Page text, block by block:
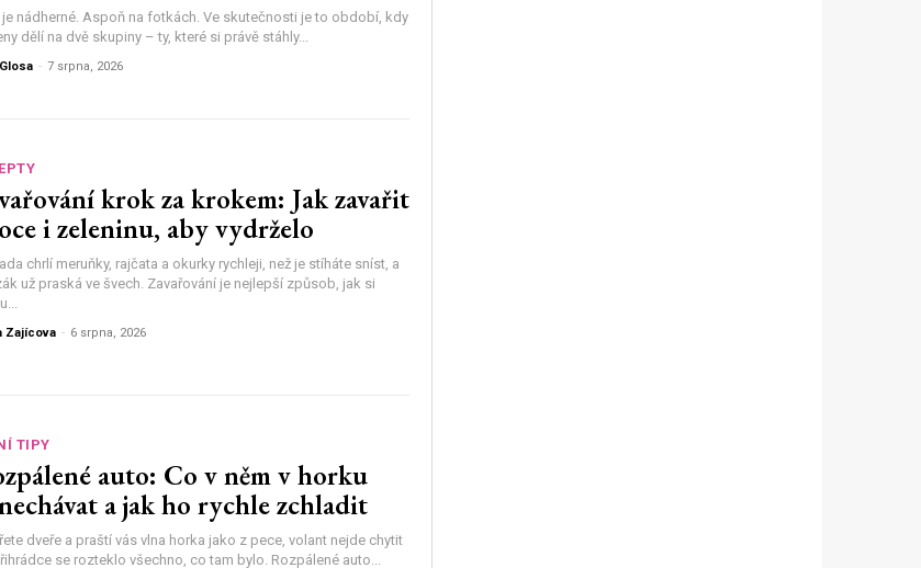
je nádherné. Aspoň na fotkách. Ve skutečnosti je to období, kdy
dělí na dvě skupiny – ty, které si právě stáhly...
- 7 srpna, 2026
krok za krokem: Jak zavařit
i zeleninu, aby vydrželo
chrlí meruňky, rajčata a okurky rychleji, než je stíháte sníst, a
už praská ve švech. Zavařování je nejlepší způsob, jak si
Zajícova - 6 srpna, 2026
TIPY
auto: Co v něm v horku
a jak ho rychle zchladit
dveře a praští vás vlna horka jako z pece, volant nejde chytit
se rozteklo všechno, co tam bylo. Rozpálené auto...